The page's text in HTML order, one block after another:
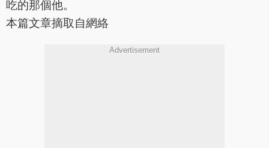
吃的那個他。
本篇文章摘取自網絡
Advertisement